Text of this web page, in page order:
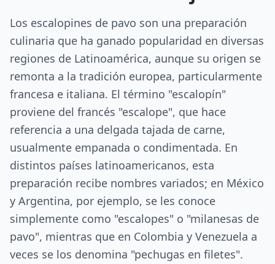
Los escalopines de pavo son una preparación
culinaria que ha ganado popularidad en diversas
regiones de Latinoamérica, aunque su origen se
remonta a la tradición europea, particularmente
francesa e italiana. El término "escalopín"
proviene del francés "escalope", que hace
referencia a una delgada tajada de carne,
usualmente empanada o condimentada. En
distintos países latinoamericanos, esta
preparación recibe nombres variados; en México
y Argentina, por ejemplo, se les conoce
simplemente como "escalopes" o "milanesas de
pavo", mientras que en Colombia y Venezuela a
veces se los denomina "pechugas en filetes".